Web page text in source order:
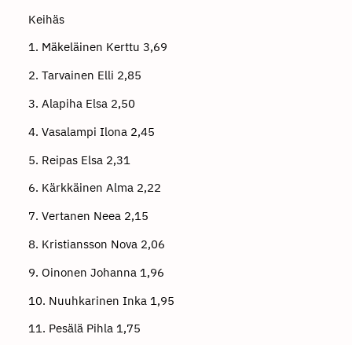
Keihäs
1. Mäkeläinen Kerttu 3,69
2. Tarvainen Elli 2,85
3. Alapiha Elsa 2,50
4. Vasalampi Ilona 2,45
5. Reipas Elsa 2,31
6. Kärkkäinen Alma 2,22
7. Vertanen Neea 2,15
8. Kristiansson Nova 2,06
9. Oinonen Johanna 1,96
10. Nuuhkarinen Inka 1,95
11. Pesälä Pihla 1,75